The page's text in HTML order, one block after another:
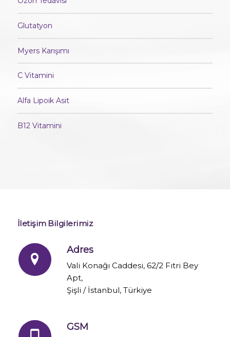
Glutatyon
Myers Karışımı
C Vitamini
Alfa Lipoik Asit
B12 Vitamini
İletişim Bilgilerimiz
Adres
Vali Konağı Caddesi, 62/2 Fıtri Bey
Apt,
Şişli / İstanbul, Türkiye
GSM